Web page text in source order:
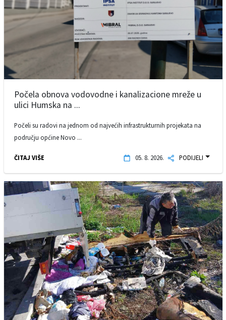
Počela obnova vodovodne i kanalizacione mreže u
ulici Humska na ...
Počeli su radovi na jednom od najvećih infrastrukturnih projekata na
području općine Novo ...
ČITAJ VIŠE 05. 8. 2026. PODIJELI